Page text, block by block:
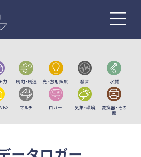
力 風向・風速 光・放射照度 騒音 水質
マルチ ロガー 気象・環境
変換器・その
他